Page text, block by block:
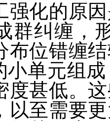
强化的原
群纠缠，
布位错缠
小单元组
度甚低。
以至需要